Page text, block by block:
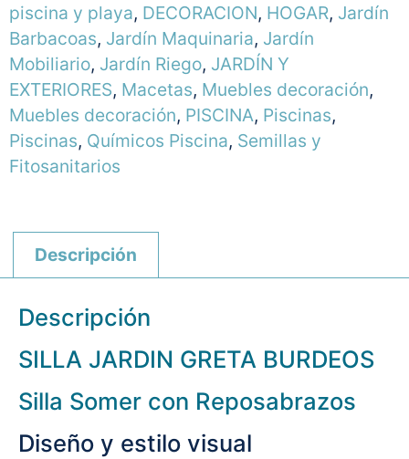
piscina y playa, DECORACION, HOGAR, Jardín
Barbacoas, Jardín Maquinaria, Jardín
Mobiliario, Jardín Riego, JARDÍN Y
EXTERIORES, Macetas, Muebles decoración,
Muebles decoración, PISCINA, Piscinas,
Piscinas, Químicos Piscina, Semillas y
Fitosanitarios
Descripción
Descripción
SILLA JARDIN GRETA BURDEOS
Silla Somer con Reposabrazos
Diseño y estilo visual